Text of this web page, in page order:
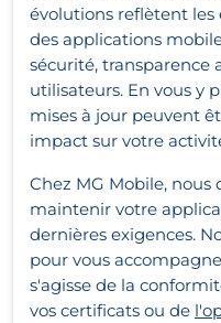
évolutions reflètent
des applications
sécurité, transparence
utilisateurs. En vous y
mises à jour peuvent
impact sur votre
Chez MG Mobile,
maintenir votre
dernières exigences.
pour vous
s'agisse de la
vos certificats ou de